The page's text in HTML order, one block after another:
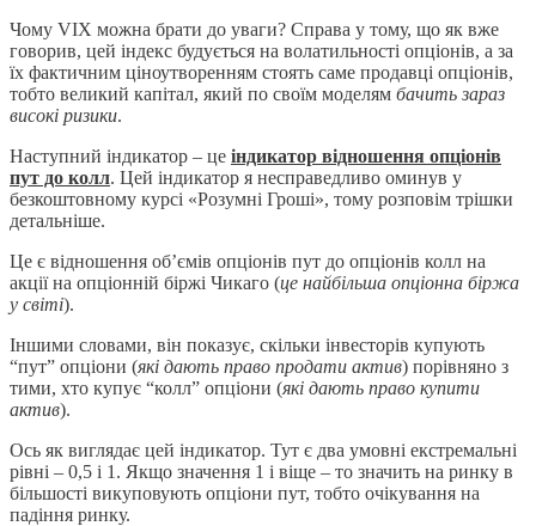
Чому VIX можна брати до уваги? Справа у тому, що як вже
говорив, цей індекс будується на волатильності опціонів, а за
їх фактичним ціноутворенням стоять саме продавці опціонів,
тобто великий капітал, який по своїм моделям бачить зараз
високі ризики.
Наступний індикатор – це індикатор відношення опціонів
пут до колл. Цей індикатор я несправедливо оминув у
безкоштовному курсі «Розумні Гроші», тому розповім трішки
детальніше.
Це є відношення об’ємів опціонів пут до опціонів колл на
акції на опціонній біржі Чикаго (це найбільша опціонна біржа
у світі).
Іншими словами, він показує, скільки інвесторів купують
“пут” опціони (які дають право продати актив) порівняно з
тими, хто купує “колл” опціони (які дають право купити
актив).
Ось як виглядає цей індикатор. Тут є два умовні екстремальні
рівні – 0,5 і 1. Якщо значення 1 і віще – то значить на ринку в
більшості викуповують опціони пут, тобто очікування на
падіння ринку.